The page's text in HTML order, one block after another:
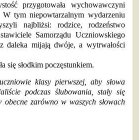
przygotowała wychowawczyni
W tym niepowtarzalnym wydarzeniu
najbliżsi: rodzice, rodzeństwo
Samorządu Uczniowskiego
mijają dwóje, a wytrwałości
się słodkim poczęstunkiem.
klasy pierwszej, aby słowa
podczas ślubowania, stały się
obecne zarówno w waszych słowach